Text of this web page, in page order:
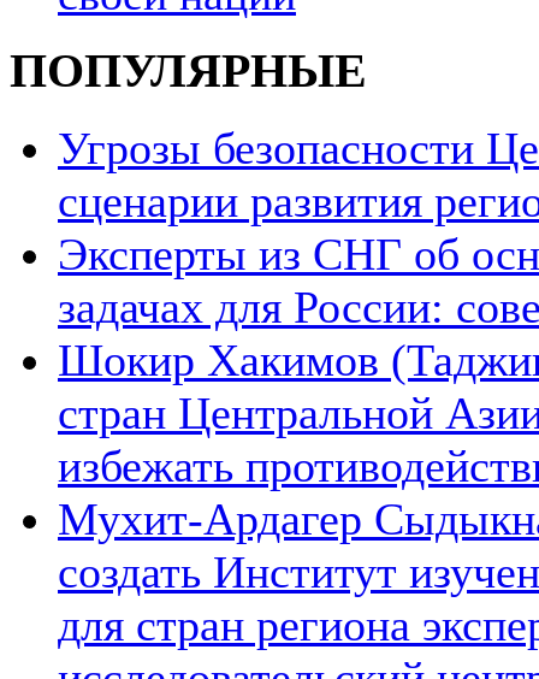
ПОПУЛЯРНЫЕ
Угрозы безопасности
сценарии развития
Эксперты из СНГ об
задачах для России:
Шокир Хакимов
стран Центральной
избежать
Мухит-Ардагер
создать Институт
для стран региона